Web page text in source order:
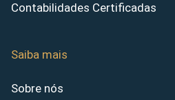
Contabilidades Certificadas
Saiba mais
Sobre nós